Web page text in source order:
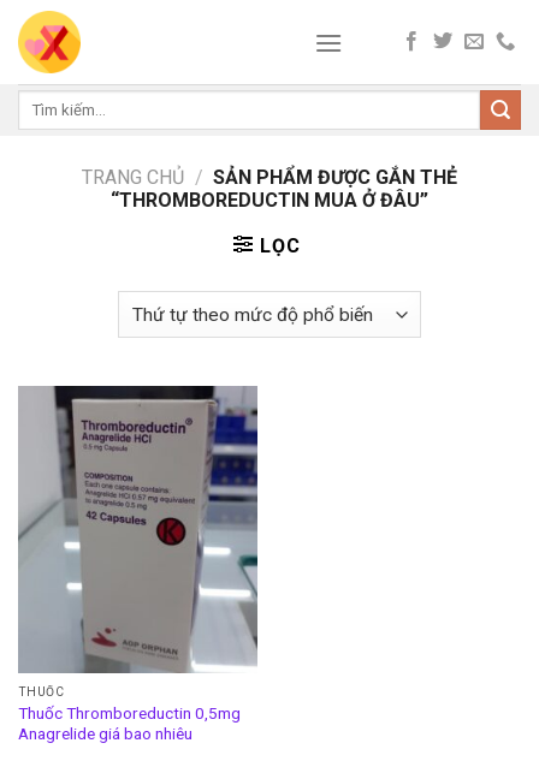
Skip
content
Tìm
TRANG CHỦ / SẢN PHẨM ĐƯỢC GẮN THẺ
“THROMBOREDUCTIN MUA Ở ĐÂU”
LỌC
THUỐC
Thuốc Thromboreductin 0,5mg
Anagrelide giá bao nhiêu